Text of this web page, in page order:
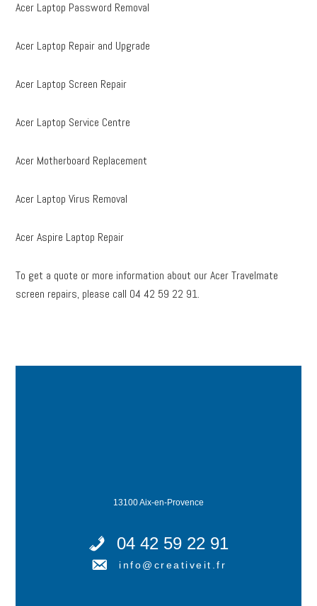
Acer Laptop Password Removal
Acer Laptop Repair and Upgrade
Acer Laptop Screen Repair
Acer Laptop Service Centre
Acer Motherboard Replacement
Acer Laptop Virus Removal
Acer Aspire Laptop Repair
To get a quote or more information about our Acer Travelmate
screen repairs, please call 04 42 59 22 91.
13100 Aix-en-Provence
04 42 59 22 91
info@creativeit.fr